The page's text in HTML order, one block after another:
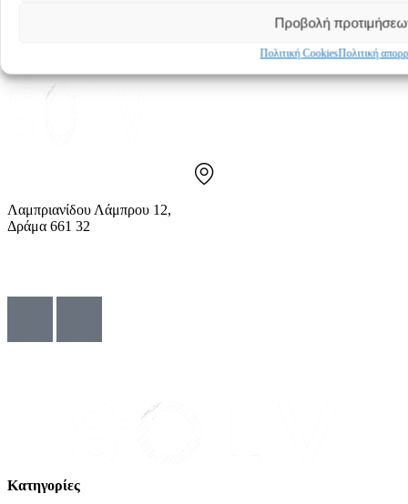
Προβολή
Πολιτική CookiesΠολιτική
Λαμπριανίδου Λάμπρου 12,
Δράμα 661 32
Κατηγορίες